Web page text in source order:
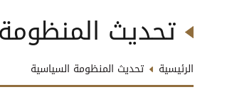
تحديث
الرئيسية تحديث المنظومة السياسية